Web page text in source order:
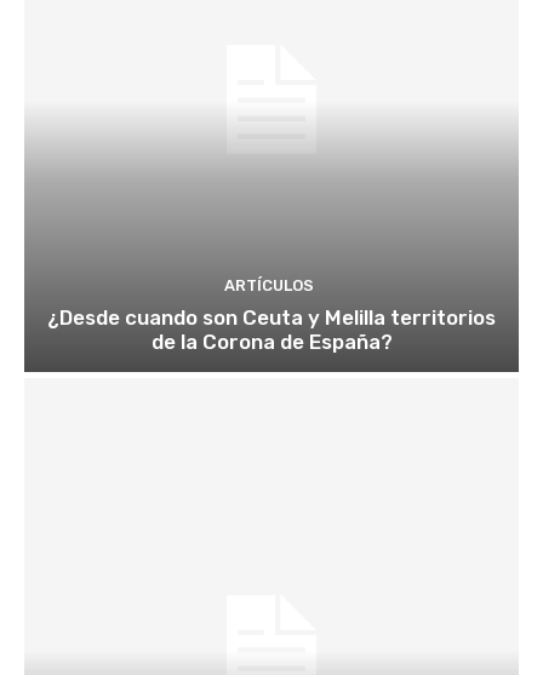
ARTÍCULOS
¿Desde cuando son Ceuta y Melilla territorios
de la Corona de España?